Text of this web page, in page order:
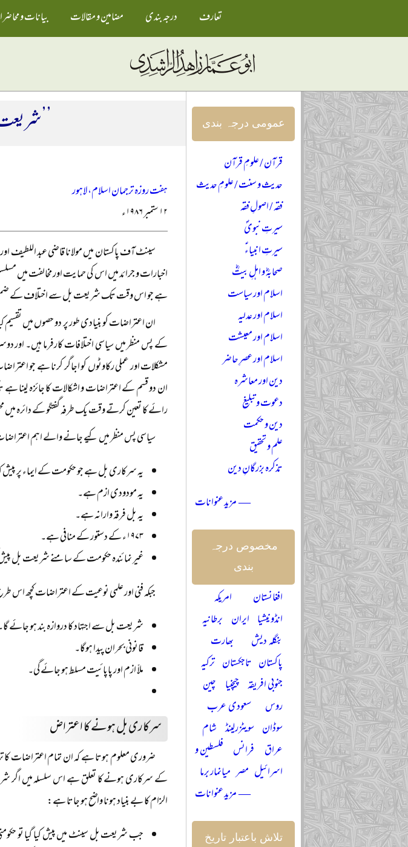
تعارف درجہ بندی مضامین و مقالات بیانات و
ہفت روزہ ترجمان اسلام، لاہور
۱۲ ستمبر ۱۹۸۶ء
سینٹ آف پاکستان میں مولانا قاضی عبد اللطیف
اخبارات و جرائد میں اس کی حمایت اور مخالفت میں
ہے جو اس وقت تک شریعت بل سے اختلاف کے
ان اعتراضات کو بنیادی طور پر دو حصوں میں
کے پس منظر میں سیاسی اختلافات کارفرما ہیں۔ اور
مشکلات اور عملی رکاوٹوں کو اجاگر کرنا ہے جو
ان دو قسم کے اعتراضات و اشکالات کا جائزہ لینا
رائے کا تعین کرتے وقت یک طرفہ گفتگو کے دائرہ میں
سیاسی پس منظر میں کیے جانے والے اہم
یہ سرکاری بل ہے جو حکومت کے ایماء پر پیش
یہ مودودی ازم ہے۔
یہ بل فرقہ وارانہ ہے۔
۱۹۷۳ء کے دستور کے منافی ہے۔
غیر نمائندہ حکومت کے سامنے شریعت بل
جبکہ فنی اور علمی نوعیت کے اعتراضات کچھ اس
شریعت بل سے اجتہاد کا دروازہ بند ہو جائے
قانونی بحران پیدا ہوگا۔
ملاّ ازم اور پاپائیت مسلط ہو جائے گی۔
سرکاری بل ہونے کا اعتراض
ضروری معلوم ہوتا ہے کہ ان تمام اعتراضات
کے سرکاری ہونے کا تعلق ہے اس سلسلہ میں
الزام کا بے بنیاد ہونا واضح ہو جاتا ہے:
جب شریعت بل سینٹ میں پیش کیا گیا تو
عمومی درجہ بندی
قرآن / علومِ قرآن
حدیث و سنت / علومِ حدیث
فقہ / اصولِ فقہ
سیرتِ نبویؐ
سیرتِ انبیاءؑ
صحابہؓ و اہلِ بیتؓ
اسلام اور سیاست
اسلام اور عدلیہ
اسلام اور معیشت
اسلام اور عصرِ حاضر
دین اور معاشرہ
دعوت و تبلیغ
دین و حکمت
علم و تحقیق
تذکرہ بزرگانِ دین
— مزید عنوانات
مخصوص درجہ
بندی
افغانستان
امریکہ
انڈونیشیا ایران برطانیہ
بنگلہ دیش
بھارت
پاکستان تاجکستان ترکیہ
جنوبی افریقہ چیچنیا چین
روس
سعودی عرب
سوڈان سویٹزرلینڈ شام
عراق فرانس فلسطین و
اسرائیل مصر میانمار برما
— مزید عنوانات
تلاش باعتبار تاریخ